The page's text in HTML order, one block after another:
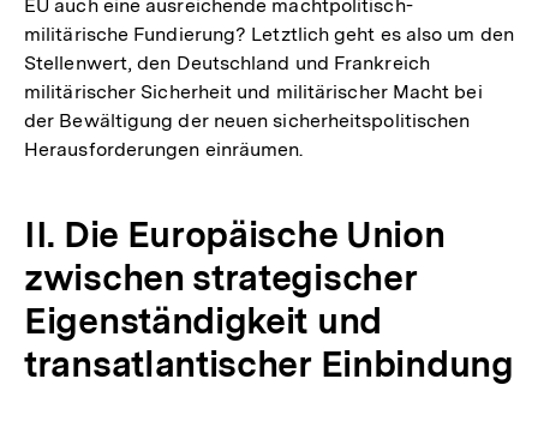
Fußnote
EU auch eine ausreichende machtpolitisch-
militärische Fundierung? Letztlich geht es also um den
Stellenwert, den Deutschland und Frankreich
militärischer Sicherheit und militärischer Macht bei
der Bewältigung der neuen sicherheitspolitischen
Herausforderungen einräumen.
II. Die Europäische Union
zwischen strategischer
Eigenständigkeit und
transatlantischer Einbindung